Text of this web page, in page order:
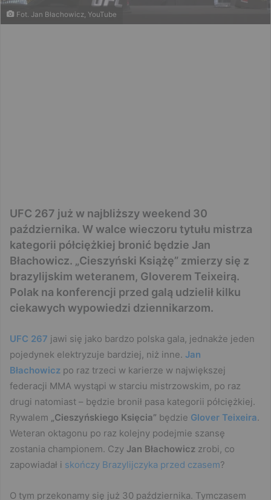
Fot. Jan Błachowicz, YouTube
UFC 267 już w najbliższy weekend 30
października. W walce wieczoru tytułu mistrza
kategorii półciężkiej bronić będzie Jan
Błachowicz. „Cieszyński Książę” zmierzy się z
brazylijskim weteranem, Gloverem Teixeirą.
Polak na konferencji przed galą udzielił kilku
ciekawych wypowiedzi dziennikarzom.
UFC 267 jawi się jako bardzo polska gala, jednakże jeden
pojedynek elektryzuje bardziej, niż inne. Jan
Błachowicz po raz trzeci w karierze w największej
federacji MMA wystąpi w starciu mistrzowskim, po raz
drugi natomiast – będzie bronił pasa kategorii półciężkiej.
Rywalem
„Cieszyńskiego Księcia” będzie Glover Teixeira.
Weteran oktagonu po raz kolejny podejmie szansę
zostania championem. Czy Jan Błachowicz zrobi, co
zapowiadał i skończy Brazylijczyka przed czasem?
O tym przekonamy się już 30 października. Tymczasem